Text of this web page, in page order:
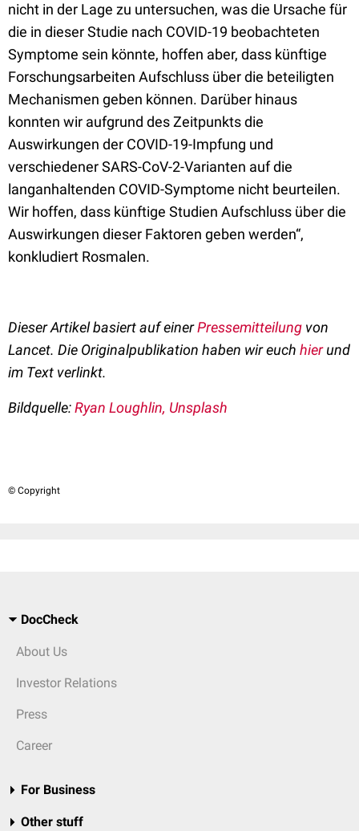
nicht in der Lage zu untersuchen, was die Ursache für
die in dieser Studie nach COVID-19 beobachteten
Symptome sein könnte, hoffen aber, dass künftige
Forschungsarbeiten Aufschluss über die beteiligten
Mechanismen geben können. Darüber hinaus
konnten wir aufgrund des Zeitpunkts die
Auswirkungen der COVID-19-Impfung und
verschiedener SARS-CoV-2-Varianten auf die
langanhaltenden COVID-Symptome nicht beurteilen.
Wir hoffen, dass künftige Studien Aufschluss über die
Auswirkungen dieser Faktoren geben werden“,
konkludiert Rosmalen.
Dieser Artikel basiert auf einerPressemitteilung von
Lancet. Die Originalpublikation haben wir euch hierund
im Text verlinkt.
Bildquelle:Ryan Loughlin, Unsplash
© Copyright
DocCheck
About Us
Investor Relations
Press
Career
For Business
Other stuff